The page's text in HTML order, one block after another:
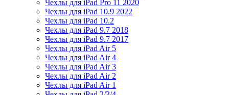
Чехлы для iPad Pro 11 2020
Чехлы для iPad 10.9 2022
Чехлы для iPad 10.2
Чехлы для iPad 9.7 2018
Чехлы для iPad 9.7 2017
Чехлы для iPad Air 5
Чехлы для iPad Air 4
Чехлы для iPad Air 3
Чехлы для iPad Air 2
Чехлы для iPad Air 1